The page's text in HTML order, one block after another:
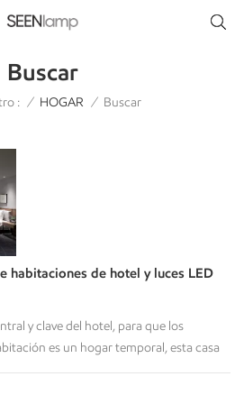
Buscar
: / HOGAR / Buscar
habitaciones de hotel y luces LED
y clave del hotel, para que los
es un hogar temporal, esta casa
funciones, como un dormitorio para
funcionar, también es un Área de